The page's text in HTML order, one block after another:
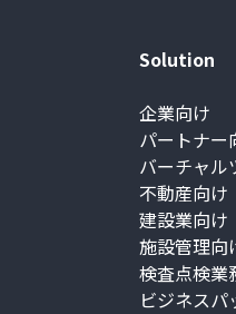
Solution
企業向け
パートナー
バーチャル
不動産向け
建設業向け
施設管理向
検査点検業
ビジネスパ